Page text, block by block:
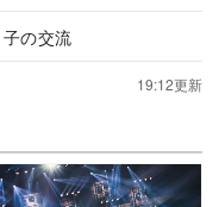
の交流
19:12更新